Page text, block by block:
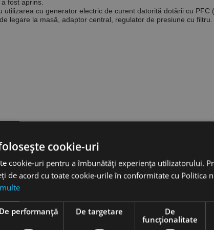
fost aprins.
cu generator electric de curent datorită dotării cu
legare la masă, adaptor central, regulator de presiune cu filtru.
cookie-uri
cookie-uri pentru a îmbunătăți experiența utilizatorului.
de acord cu toate cookie-urile în conformitate cu Politica
De performanță De targetare
De
funcţionalitate